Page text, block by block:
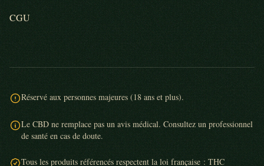
CGU
Réservé aux personnes majeures (18 ans et plus).
Le CBD ne remplace pas un avis médical. Consultez un professionnel
de santé en cas de doute.
Tous les produits référencés respectent la loi française : THC